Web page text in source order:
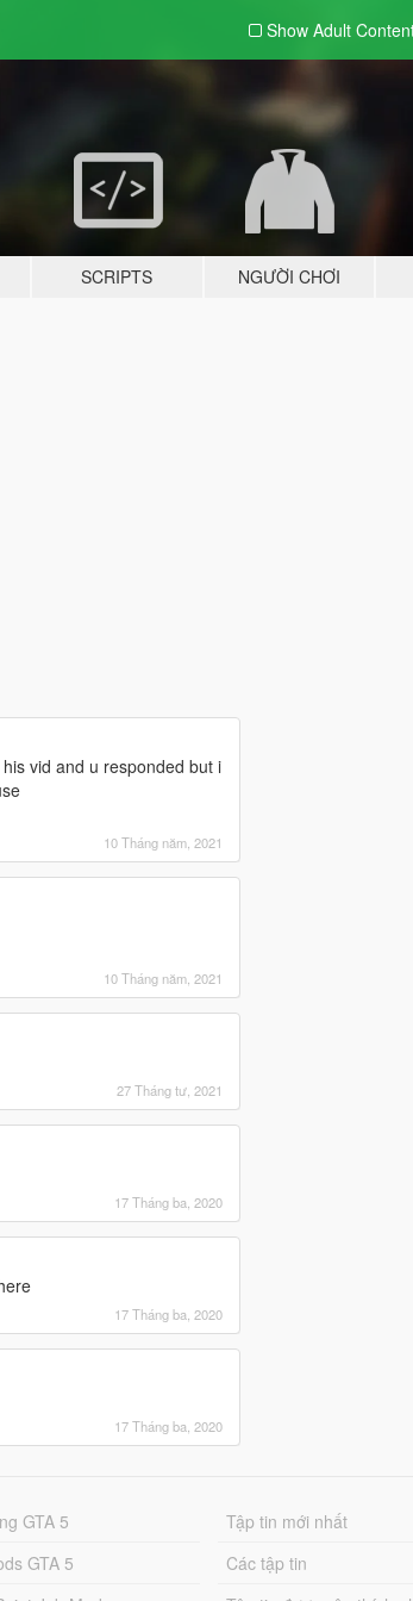
Show Adult
SCRIPTS NGƯỜI CHƠI
vid and u responded but i
10 Tháng năm, 2021
10 Tháng năm, 2021
27 Tháng tư, 2021
17 Tháng ba, 2020
17 Tháng ba, 2020
17 Tháng ba, 2020
GTA 5
GTA 5
Tập tin mới nhất
Các tập tin